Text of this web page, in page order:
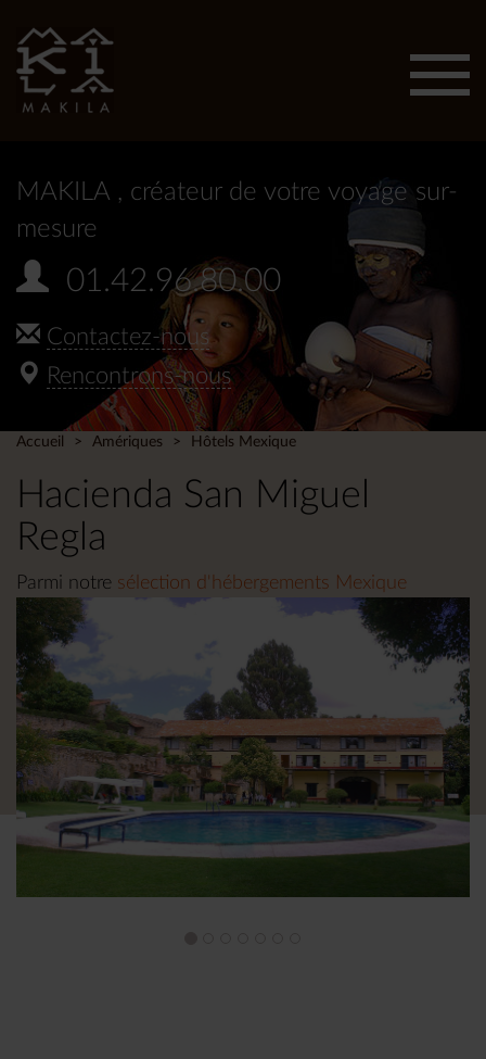
MAKILA , créateur de votre voyage sur-
mesure
01.42.96.80.00
Contactez-nous
Rencontrons-nous
Accueil Amériques Hôtels Mexique
Hacienda San Miguel
Regla
Parmi notre sélection d'hébergements Mexique